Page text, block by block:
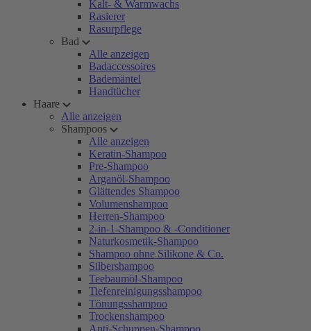
Kalt- & Warmwachs
Rasierer
Rasurpflege
Bad
Alle anzeigen
Badaccessoires
Bademäntel
Handtücher
Haare
Alle anzeigen
Shampoos
Alle anzeigen
Keratin-Shampoo
Pre-Shampoo
Arganöl-Shampoo
Glättendes Shampoo
Volumenshampoo
Herren-Shampoo
2-in-1-Shampoo & -Conditioner
Naturkosmetik-Shampoo
Shampoo ohne Silikone & Co.
Silbershampoo
Teebaumöl-Shampoo
Tiefenreinigungsshampoo
Tönungsshampoo
Trockenshampoo
Anti-Schuppen-Shampoo